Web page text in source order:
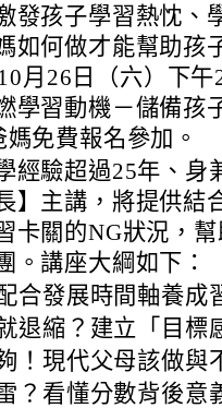
發孩子學習熱忱、
如何做才能幫助孩
月26日（六）下
學習動機－儲備孩
免費報名參加。
經驗超過25年、身
】主講，將提供結
卡關的NG狀況，
。講座大綱如下：
合發展時間軸養成
退縮？建立「目標
！現代父母該做與
？看懂分數背後意